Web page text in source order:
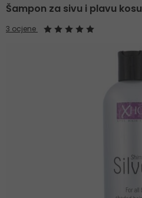
Šampon za sivu i plavu kosu
3 ocjene